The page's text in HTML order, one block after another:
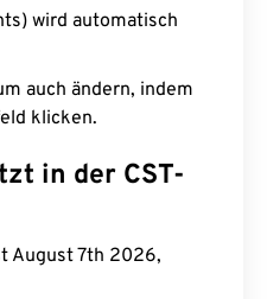
wird automatisch
auch ändern, indem
klicken.
in der CST-
August 7th 2026,